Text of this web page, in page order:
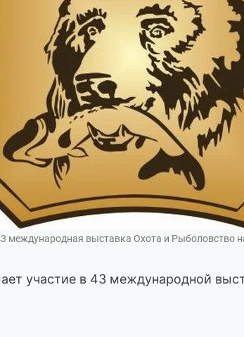
международная выставка Охота и Рыболовство
участие в 43 международной